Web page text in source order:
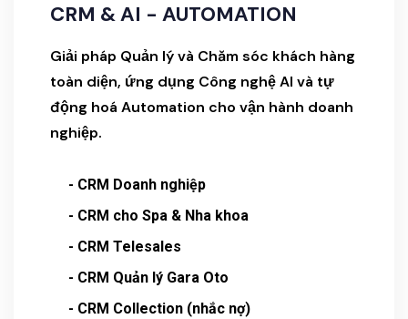
CRM & AI - AUTOMATION
Giải pháp Quản lý và Chăm sóc khách hàng
toàn diện, ứng dụng Công nghệ AI và tự
động hoá Automation cho vận hành doanh
nghiệp.
- CRM Doanh nghiệp
- CRM cho Spa & Nha khoa
- CRM Telesales
- CRM Quản lý Gara Oto
- CRM Collection (nhắc nợ)